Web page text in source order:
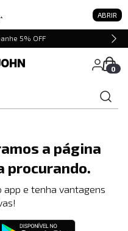
ABRIR
5% OFF
0
a página
procurando.
e tenha vantagens